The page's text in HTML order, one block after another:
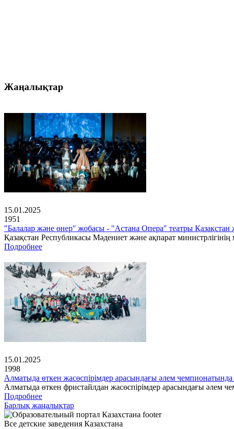
Жаңалықтар
15.01.2025
1951
"Балалар және өнер" жобасы - "Астана Опера" театры
Қазақстан Республикасы Мәдениет және ақпарат
Подробнее
15.01.2025
1998
Алматыда өткен жасөспірімдер арасындағы әлем
Алматыда өткен фристайлдан жасөспірімдер арасындағы әлем
Подробнее
Барлық жаңалықтар
Все детские заведения Казахстана